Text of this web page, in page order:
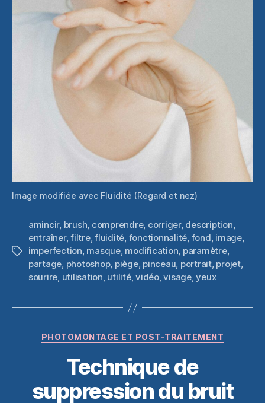
Image modifiée avec Fluidité (Regard et nez)
Étiquettes
amincir, brush, comprendre, corriger, description,
entraîner,filtre,fluidité, fonctionnalité, fond, image,
imperfection, masque, modification, paramètre,
partage, photoshop, piège, pinceau, portrait, projet,
sourire, utilisation, utilité,vidéo,visage,yeux
Catégories
PHOTOMONTAGE ET POST-TRAITEMENT
Technique de
suppression du bruit